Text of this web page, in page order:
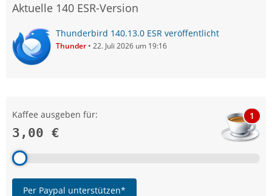
Aktuelle 140 ESR-Version
Thunderbird 140.13.0 ESR veröffentlicht
Thunder 22. Juli 2026 um 19:16
Kaffee ausgeben für:
3,00 €
1
Per Paypal unterstützen*